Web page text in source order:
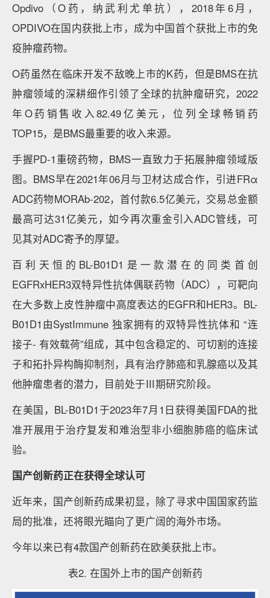
Opdivo（O药，纳武利尤单抗），2018年6月，
OPDIVO在国内获批上市，成为中国首个获批上市的免
疫肿瘤药物。
O药虽然在临床开发不敌晚上市的K药，但是BMS在抗
肿瘤领域的深耕细作引领了全球的抗肿瘤研究，2022
年O药销售收入82.49亿美元，位列全球畅销药
TOP15，是BMS最重要的收入来源。
手握PD-1重磅药物，BMS一直致力于拓展肿瘤领域版
图。BMS早在2021年06月与卫材达成合作，引进FRα
ADC药物MORAb-202，首付款6.5亿美元，交易总金额
最高可达31亿美元，如今再次重金引入ADC管线，可
见其对ADC寄予的厚望。
百利天恒的BL-B01D1是一款潜在的同类首创
EGFRxHER3双特异性抗体偶联药物（ADC），可靶向
在大多数上皮性肿瘤中高度表达的EGFR和HER3。BL-
B01D1由SystImmune 独家拥有的双特异性抗体和 “连
接子- 有效载荷”组成，其中包含稳定的、可切割的连接
子和拓扑异构酶抑制剂，具有治疗肺癌和乳腺癌以及其
他肿瘤患者的潜力，目前处于Ⅲ期研究阶段。
在美国，BL-B01D1于2023年7月1日获得美国FDA的批
准开展用于治疗复发和难治型非小细胞肺癌的临床试
验。
国产创新药正在获得全球认可
近年来，国产创新药成果初显，除了寻求中国国家药监
局的批准，还将眼光瞄向了更广阔的海外市场。
今年以来已有4款国产创新药在欧美获批上市。
表2. 在国外上市的国产创新药